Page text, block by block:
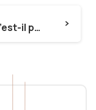
2023 en ligne de mire : n’est-il pas urgent de prendre le temps ?